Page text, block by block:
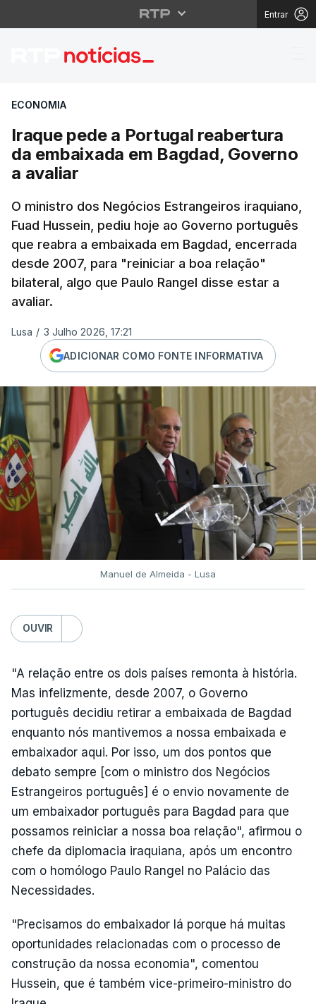
Entrar
Iraque pede a
ECONOMIA
Iraque pede a Portugal reabertura
da embaixada em Bagdad, Governo
a avaliar
O ministro dos Negócios Estrangeiros iraquiano,
Fuad Hussein, pediu hoje ao Governo português
que reabra a embaixada em Bagdad, encerrada
desde 2007, para "reiniciar a boa relação"
bilateral, algo que Paulo Rangel disse estar a
avaliar.
Lusa / 3 Julho 2026, 17:21
ADICIONAR COMO FONTE INFORMATIVA
Manuel de Almeida - Lusa
OUVIR
"A relação entre os dois países remonta à história.
Mas infelizmente, desde 2007, o Governo
português decidiu retirar a embaixada de Bagdad
enquanto nós mantivemos a nossa embaixada e
embaixador aqui. Por isso, um dos pontos que
debato sempre [com o ministro dos Negócios
Estrangeiros português] é o envio novamente de
um embaixador português para Bagdad para que
possamos reiniciar a nossa boa relação", afirmou o
chefe da diplomacia iraquiana, após um encontro
com o homólogo Paulo Rangel no Palácio das
Necessidades.
"Precisamos do embaixador lá porque há muitas
oportunidades relacionadas com o processo de
construção da nossa economia", comentou
Hussein, que é também vice-primeiro-ministro do